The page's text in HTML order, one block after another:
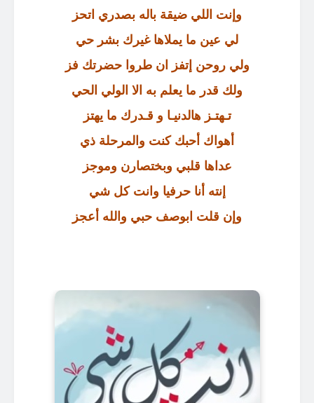
وإنت اللي ضيقة باله بصدري اتحز
لي عين ما يملاها غيرك بشر حي
ولي روحن إتفز ان طروا حضرتك فز
ولك قدر ما يعلم به الا الولي الحي
تـهتـز هالدنيـا و قـدرك ما يهتز
أهواك أحبك كنت والمرحلة ذي
عداها قلبي وبختصارن وموجز
إنته أنا حرفيا وانت كل شي
وإن قلت ابوصف حبي والله أعجز